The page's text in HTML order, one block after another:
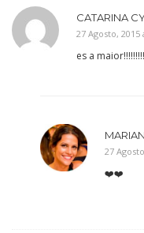
CATARINA
27 Agosto, 2015
es a
27
❤️❤️